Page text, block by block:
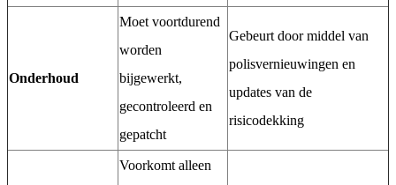
Onderhoud
Moet voortdurend
worden
bijgewerkt,
gecontroleerd en
gepatcht
Gebeurt door middel van
polisvernieuwingen en
updates van de
risicodekking
Voorkomt alleen